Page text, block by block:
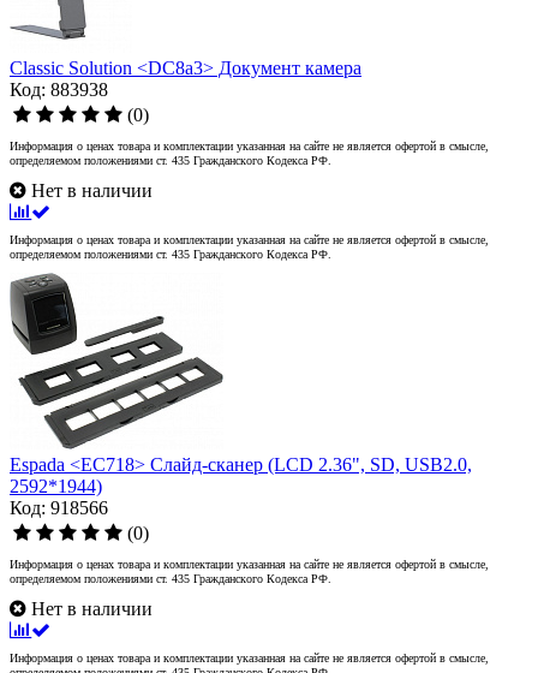
Classic Solution <DC8a3> Документ камера
Код: 883938
(0)
Информация о ценах товара и комплектации указанная на сайте не является офертой в смысле,
определяемом положениями ст. 435 Гражданского Кодекса РФ.
Нет в наличии
Информация о ценах товара и комплектации указанная на сайте не является офертой в смысле,
определяемом положениями ст. 435 Гражданского Кодекса РФ.
Espada <EC718> Слайд-сканер (LCD 2.36", SD, USB2.0,
2592*1944)
Код: 918566
(0)
Информация о ценах товара и комплектации указанная на сайте не является офертой в смысле,
определяемом положениями ст. 435 Гражданского Кодекса РФ.
Нет в наличии
Информация о ценах товара и комплектации указанная на сайте не является офертой в смысле,